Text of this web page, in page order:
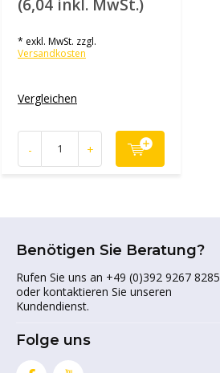
(6,04 inkl. MwSt.)
* exkl. MwSt. zzgl.
Versandkosten
Vergleichen
- +
Benötigen Sie Beratung?
Rufen Sie uns an +49 (0)392 9267 8285
oder kontaktieren Sie unseren
Kundendienst.
Folge uns